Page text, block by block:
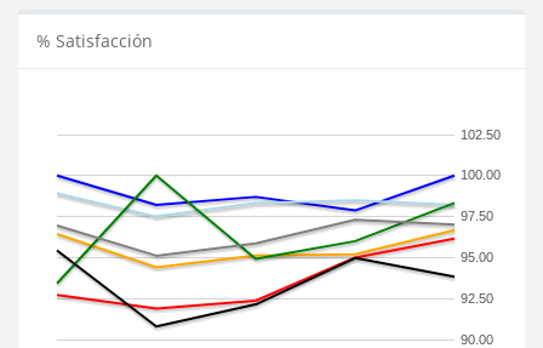
% Satisfacción
90.00
92.50
95.00
97.50
100.00
102.50